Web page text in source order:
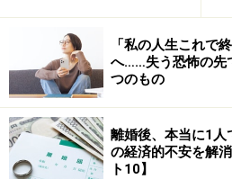
「私の人生これで
へ……失う恐怖の先
つのもの
離婚後、本当に1人
の経済的不安を解
ト10】